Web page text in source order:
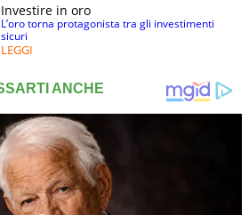
Investire in oro
L’oro torna protagonista tra gli investimenti
sicuri
LEGGI